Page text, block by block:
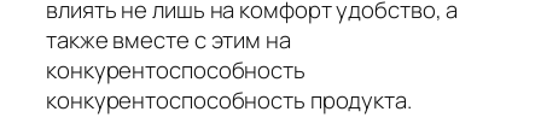
влиять не лишь на комфорт удобство, а
также вместе с этим на
конкурентоспособность
конкурентоспособность продукта.